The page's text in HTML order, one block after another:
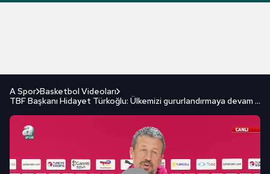
A Spor Basketbol Videoları
TBF Başkanı Hidayet Türkoğlu: Ülkemizi gururlandırmaya devam edeceğiz!